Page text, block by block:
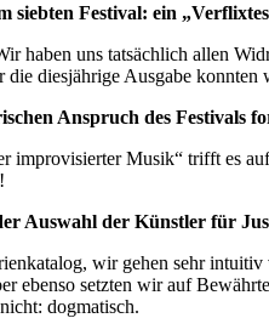
siebten Festival: ein
haben uns tatsächlich allen
diesjährige Ausgabe
Anspruch des Festivals
improvisierter Musik“ trifft es
Auswahl der Künstler für
wir gehen sehr
ebenso setzten wir auf
dogmatisch.